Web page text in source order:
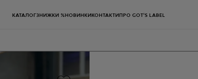
КАТАЛОГЗНИЖКИ % НОВИНКИКОНТАКТИПРО GOT'S LABEL